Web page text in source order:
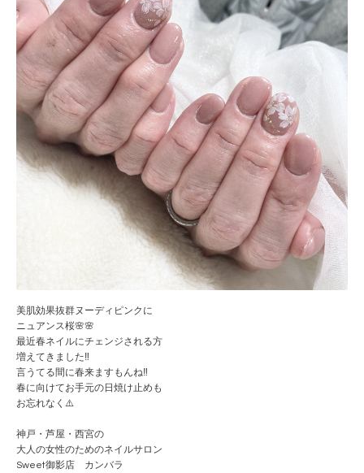
美肌効果抜群ヌーディピンクに
ニュアンス桜🌸🌸
最近春ネイルにチェンジされる方
増えてきました‼️
言うてる間に春来ますもんね‼️
春に向けてお手元の日焼け止めも
お忘れなく⚠️
神戸・芦屋・西宮の
大人の女性のためのネイルサロン
Sweet御影店 カンバラ